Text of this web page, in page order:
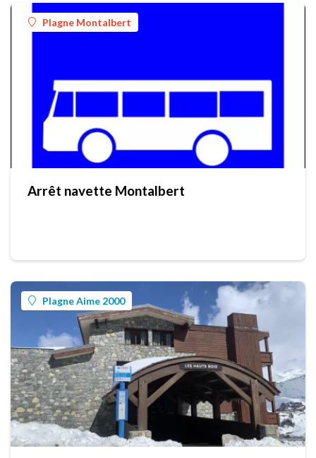
Plagne Montalbert
Arrêt navette Montalbert
Plagne Aime 2000